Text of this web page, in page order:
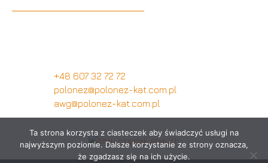
+48 607 32 72 72
polonez@polonez-kat.com.pl
awg@polonez-kat.com.pl
Ta strona korzysta z ciasteczek aby świadczyć usługi na
najwyższym poziomie. Dalsze korzystanie ze strony oznacza,
że zgadzasz się na ich użycie.